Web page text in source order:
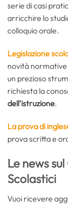
serie di casi
arricchire lo
colloquio orale.
Legislazione
novità normative
un prezioso
richiesta la
dell’istruzione.
La prova di
prova scritta e
Le news
Scolastici
Vuoi ricevere